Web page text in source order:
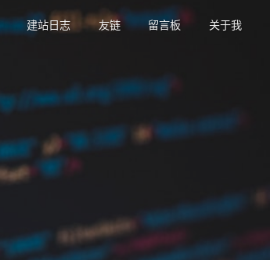
建站日志 友链 留言板 关于我